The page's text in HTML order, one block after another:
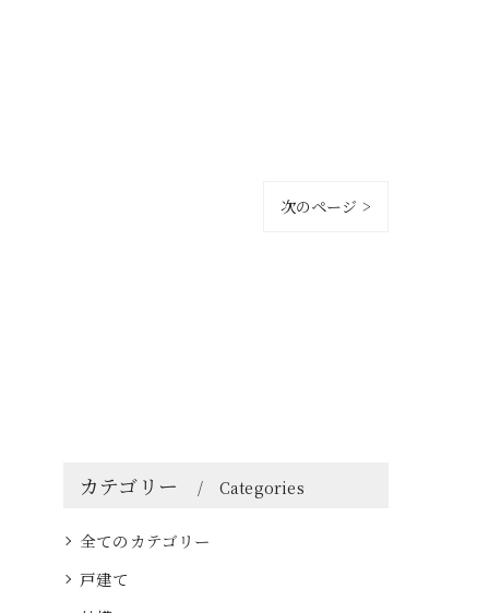
次のページ >
カテゴリー Categories
全てのカテゴリー
戸建て